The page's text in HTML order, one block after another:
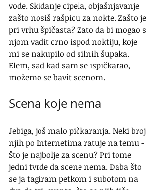
vode. Skidanje cipela, objašnjavanje
zašto nosiš rašpicu za nokte. Zašto je
pri vrhu špičasta? Zato da bi mogao s
njom vadit crno ispod noktiju, koje
mi se nakupilo od silnih šupaka.
Elem, sad kad sam se ispičkarao,
možemo se bavit scenom.
Scena koje nema
Jebiga, još malo pičkaranja. Neki broj
njih po Internetima ratuje na temu -
Što je najbolje za scenu? Pri tome
jedni tvrde da scene nema. Đaba što
se ja tagiram petkom i subotom na